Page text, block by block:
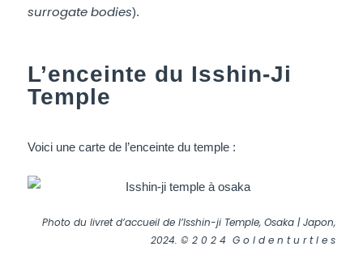
surrogate bodies).
L’enceinte du Isshin-Ji
Temple
Voici une carte de l’enceinte du temple :
Photo du livret d’accueil de l’Isshin-ji Temple, Osaka | Japon,
2024. © 2 0 2 4 G o l d e n t u r t l e s